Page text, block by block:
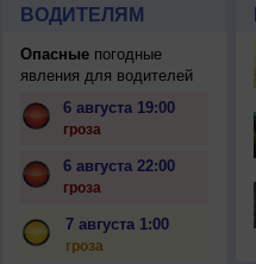
ВОДИТЕЛЯМ
Опасныепогодные
явления для водителей
6 августа 19:00
гроза
6 августа 22:00
гроза
7 августа 1:00
гроза